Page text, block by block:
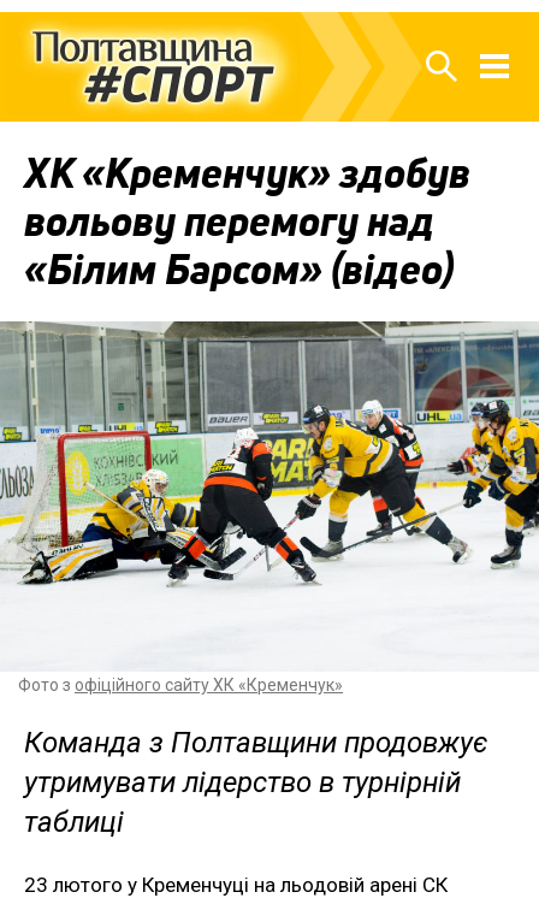
ХК «Кременчук» здобув
вольову перемогу над
«Білим Барсом» (відео)
Фото з офіційного сайту ХК «Кременчук»
Команда з Полтавщини продовжує
утримувати лідерство в турнірній
таблиці
23 лютого у Кременчуці на льодовій арені СК